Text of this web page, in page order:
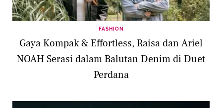
FASHION
Gaya Kompak & Effortless, Raisa dan Ariel
NOAH Serasi dalam Balutan Denim di Duet
Perdana